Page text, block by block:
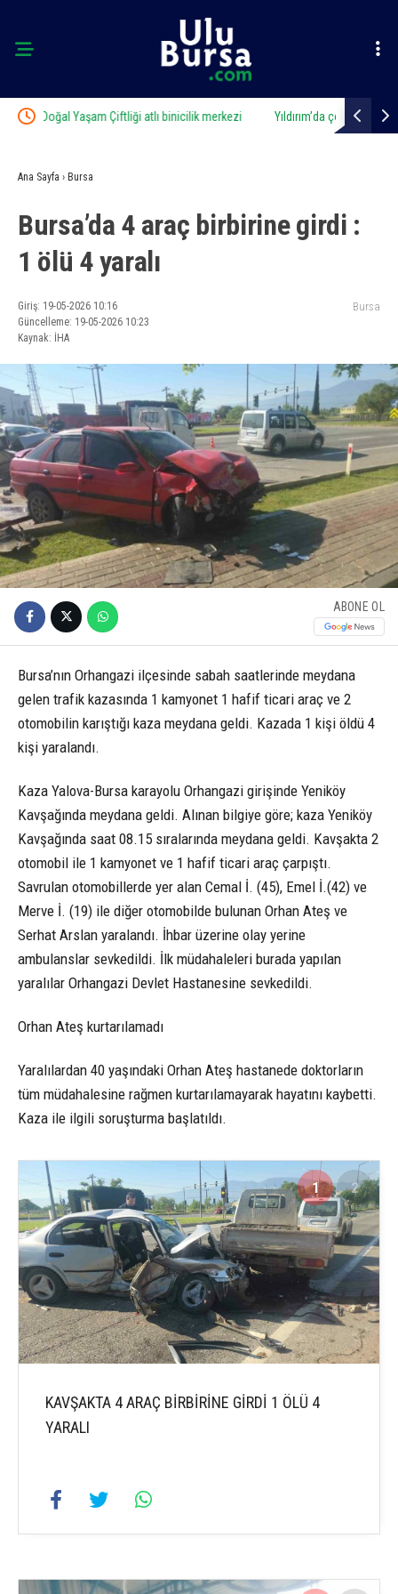
Yıldırım’da çocuklar hem öğreniyor hem eğleniyor Aslı
Ana Sayfa › Bursa
Bursa’da 4 araç birbirine girdi :
1 ölü 4 yaralı
Giriş: 19-05-2026 10:16
Güncelleme: 19-05-2026 10:23
Kaynak: İHA
Bursa
ABONE OL
Bursa’nın Orhangazi ilçesinde sabah saatlerinde meydana
gelen trafik kazasında 1 kamyonet 1 hafif ticari araç ve 2
otomobilin karıştığı kaza meydana geldi. Kazada 1 kişi öldü 4
kişi yaralandı.
Kaza Yalova-Bursa karayolu Orhangazi girişinde Yeniköy
Kavşağında meydana geldi. Alınan bilgiye göre; kaza Yeniköy
Kavşağında saat 08.15 sıralarında meydana geldi. Kavşakta 2
otomobil ile 1 kamyonet ve 1 hafif ticari araç çarpıştı.
Savrulan otomobillerde yer alan Cemal İ. (45), Emel İ.(42) ve
Merve İ. (19) ile diğer otomobilde bulunan Orhan Ateş ve
Serhat Arslan yaralandı. İhbar üzerine olay yerine
ambulanslar sevkedildi. İlk müdahaleleri burada yapılan
yaralılar Orhangazi Devlet Hastanesine sevkedildi.
Orhan Ateş kurtarılamadı
Yaralılardan 40 yaşındaki Orhan Ateş hastanede doktorların
tüm müdahalesine rağmen kurtarılamayarak hayatını kaybetti.
Kaza ile ilgili soruşturma başlatıldı.
1 2
KAVŞAKTA 4 ARAÇ BİRBİRİNE GİRDİ 1 ÖLÜ 4
YARALI